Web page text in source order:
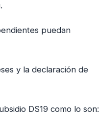
puedan
y la declaración de
DS19 como lo son: